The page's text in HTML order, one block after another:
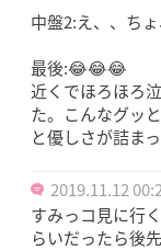
中盤2:え、、ち
最後:😂😂😂
近くでほろほろ
た。こんなグッ
と優しさが詰ま
2019.11.12
すみっコ見に行
らいだったら後